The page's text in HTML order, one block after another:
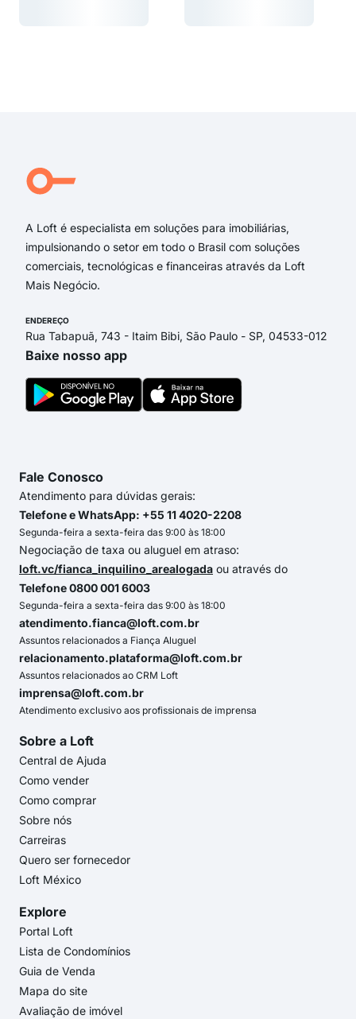
A Loft é especialista em soluções para imobiliárias,
impulsionando o setor em todo o Brasil com soluções
comerciais, tecnológicas e financeiras através da Loft
Mais Negócio.
ENDEREÇO
Rua Tabapuã, 743 - Itaim Bibi, São Paulo - SP, 04533-012
Baixe nosso app
Fale Conosco
Atendimento para dúvidas gerais:
Telefone e WhatsApp: +55 11 4020-2208
Segunda-feira a sexta-feira das 9:00 às 18:00
Negociação de taxa ou aluguel em atraso:
loft.vc/fianca_inquilino_arealogada ou através do
Telefone 0800 001 6003
Segunda-feira a sexta-feira das 9:00 às 18:00
atendimento.fianca@loft.com.br
Assuntos relacionados a Fiança Aluguel
relacionamento.plataforma@loft.com.br
Assuntos relacionados ao CRM Loft
imprensa@loft.com.br
Atendimento exclusivo aos profissionais de imprensa
Sobre a Loft
Central de Ajuda
Como vender
Como comprar
Sobre nós
Carreiras
Quero ser fornecedor
Loft México
Explore
Portal Loft
Lista de Condomínios
Guia de Venda
Mapa do site
Avaliação de imóvel